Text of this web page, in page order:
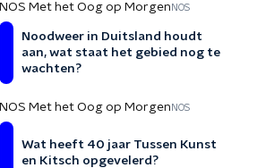
NOS Met het Oog op Morgen NOS
Noodweer in Duitsland houdt
aan, wat staat het gebied nog te
wachten?
NOS Met het Oog op Morgen NOS
Wat heeft 40 jaar Tussen Kunst
en Kitsch opgevelerd?